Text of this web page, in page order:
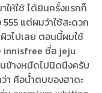
ให้ใช้ ได้ยินครั้งแรกก็
แต่ผมว่าใช้สะดวก
วไปเลย ตอนนี้ผมใช้
innisfree ชื่อ jeju
ข้างหนืดไปนิดนึงครับ
า คือน้ำตบของฮาดะ